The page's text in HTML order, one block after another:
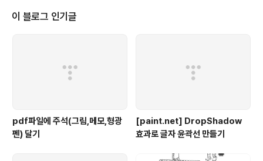
이 블로그 인기글
pdf파일에 주석(그림,메모,형광
펜) 달기
[paint.net] DropShadow
효과로 글자 윤곽선 만들기